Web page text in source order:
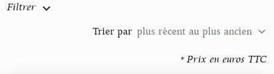
Filtrer
Trier par plus récent au plus ancien
* Prix en euros TTC